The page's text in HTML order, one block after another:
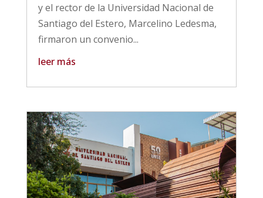
y el rector de la Universidad Nacional de
Santiago del Estero, Marcelino Ledesma,
firmaron un convenio...
leer más